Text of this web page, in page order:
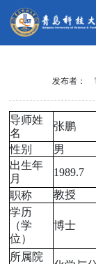
发布者：
导师姓
名
张鹏
性别
男
出生年
月
1989.7
职称
教授
学历
（学
位）
博士
所属院